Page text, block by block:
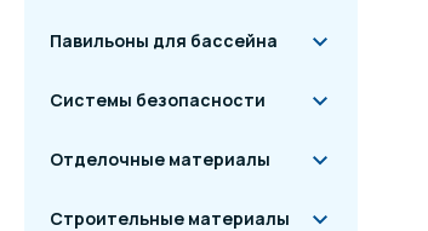
Павильоны для бассейна
Системы безопасности
Отделочные материалы
Строительные материалы